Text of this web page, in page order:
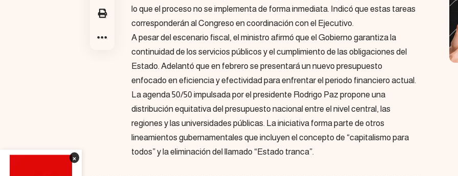
×
lo que el proceso no se implementa de forma inmediata. Indicó que estas tareas
corresponderán al Congreso en coordinación con el Ejecutivo.
A pesar del escenario fiscal, el ministro afirmó que el Gobierno garantiza la
continuidad de los servicios públicos y el cumplimiento de las obligaciones del
Estado. Adelantó que en febrero se presentará un nuevo presupuesto
enfocado en eficiencia y efectividad para enfrentar el periodo financiero actual.
La agenda 50/50 impulsada por el presidente Rodrigo Paz propone una
distribución equitativa del presupuesto nacional entre el nivel central, las
regiones y las universidades públicas. La iniciativa forma parte de otros
lineamientos gubernamentales que incluyen el concepto de “capitalismo para
todos” y la eliminación del llamado “Estado tranca”.